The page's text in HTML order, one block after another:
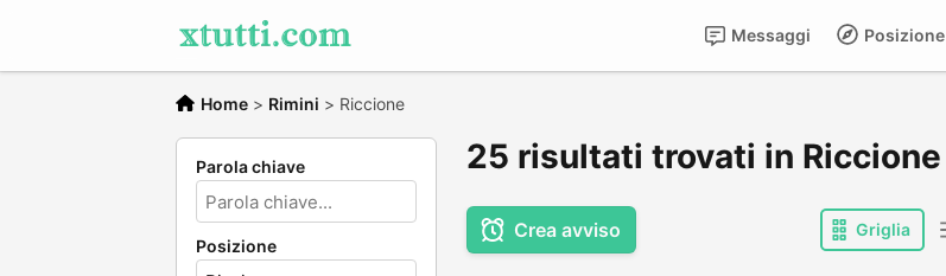
Posizione
Messaggi
Home > Rimini > Riccione
Parola chiave
Posizione
25 risultati trovati in Riccione
Crea avviso Griglia